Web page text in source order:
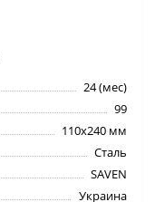
24 (мес)
99
110х240 мм
Сталь
SAVEN
Украина